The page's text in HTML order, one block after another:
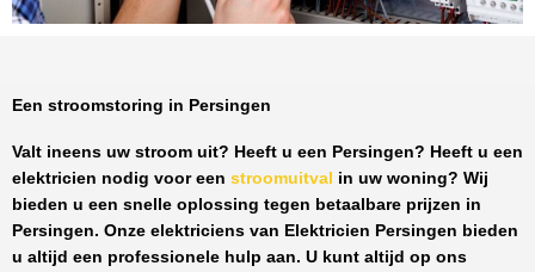
Een stroomstoring in Persingen
Valt ineens uw stroom uit? Heeft u een Persingen? Heeft u een
elektricien nodig voor een stroomuitval in uw woning? Wij
bieden u een snelle oplossing tegen betaalbare prijzen in
Persingen. Onze elektriciens van Elektricien Persingen bieden
u altijd een professionele hulp aan. U kunt altijd op ons